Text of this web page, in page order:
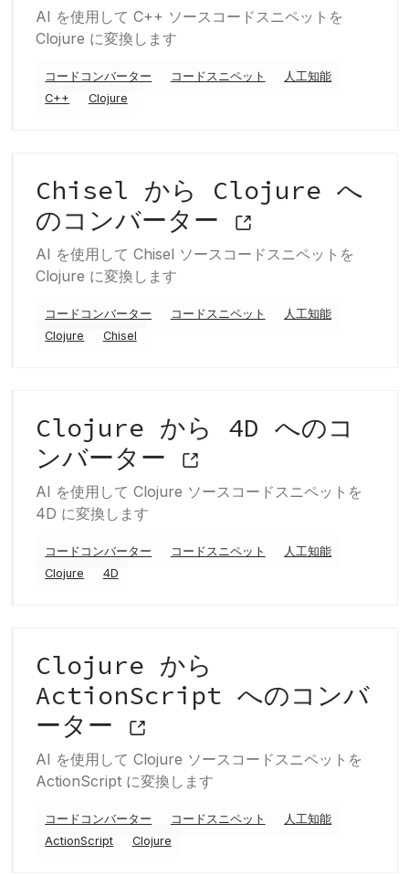
AI を使用して C++ ソースコードスニペットを
Clojure に変換します
コードコンバーター コードスニペット
人工知能
C++
Clojure
Chisel から Clojure へ
のコンバーター
AI を使用して Chisel ソースコードスニペットを
Clojure に変換します
コードコンバーター コードスニペット
人工知能
Clojure
Chisel
Clojure から 4D へのコ
ンバーター
AI を使用して Clojure ソースコードスニペットを
4D に変換します
コードコンバーター コードスニペット
人工知能
Clojure
4D
Clojure から
ActionScript へのコンバ
ーター
AI を使用して Clojure ソースコードスニペットを
ActionScript に変換します
コードコンバーター コードスニペット
人工知能
ActionScript
Clojure